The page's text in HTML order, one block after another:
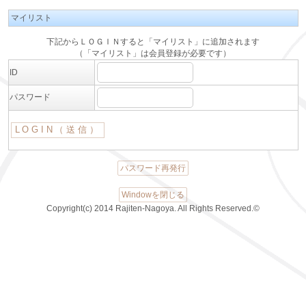
マイリスト
下記からＬＯＧＩＮすると「マイリスト」に追加されます
（「マイリスト」は会員登録が必要です）
ID
パスワード
パスワード再発行
Windowを閉じる
Copyright(c) 2014 Rajiten-Nagoya. All Rights Reserved.©